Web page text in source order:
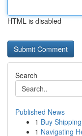
HTML is disabled
Search
Published News
1 Buy
1 Navigating